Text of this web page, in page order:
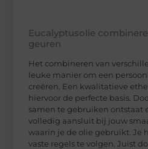
Eucalyptusolie
geuren
Het combineren van
leuke manier om een
creëren. Een kwalitatieve
hiervoor de perfecte basis.
samen te gebruiken ontstaat
volledig aansluit bij jouw
waarin je de olie gebruikt. Je
vaste regels te volgen. Juist